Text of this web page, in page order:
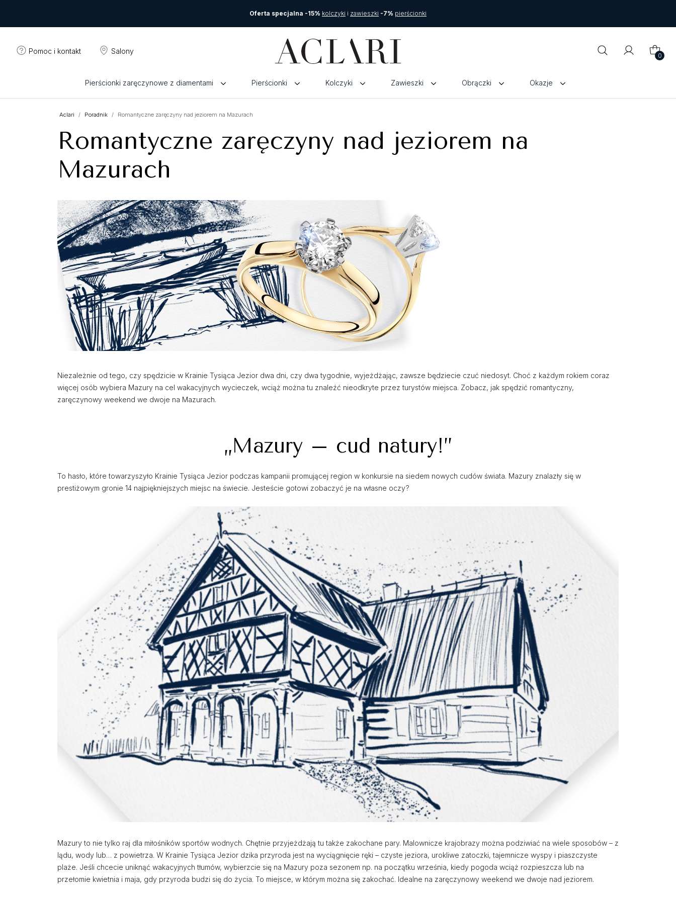
Oferta specjalna -15% kolczyki i zawieszki -7% pierścionki
Pomoc i kontakt Salony
0
Pierścionki zaręczynowe z diamentami Pierścionki Kolczyki Zawieszki Obrączki Okazje
Aclari Poradnik Romantyczne zaręczyny nad jeziorem na Mazurach
Romantyczne zaręczyny nad jeziorem na
Mazurach
Niezależnie od tego, czy spędzicie w Krainie Tysiąca Jezior dwa dni, czy dwa tygodnie, wyjeżdżając, zawsze będziecie czuć niedosyt. Choć z każdym rokiem coraz
więcej osób wybiera Mazury na cel wakacyjnych wycieczek, wciąż można tu znaleźć nieodkryte przez turystów miejsca. Zobacz, jak spędzić romantyczny,
zaręczynowy weekend we dwoje na Mazurach.
„Mazury – cud natury!”
To hasło, które towarzyszyło Krainie Tysiąca Jezior podczas kampanii promującej region w konkursie na siedem nowych cudów świata. Mazury znalazły się w
prestiżowym gronie 14 najpiękniejszych miejsc na świecie. Jesteście gotowi zobaczyć je na własne oczy?
Mazury to nie tylko raj dla miłośników sportów wodnych. Chętnie przyjeżdżają tu także zakochane pary. Malownicze krajobrazy można podziwiać na wiele sposobów – z
lądu, wody lub… z powietrza. W Krainie Tysiąca Jezior dzika przyroda jest na wyciągnięcie ręki – czyste jeziora, urokliwe zatoczki, tajemnicze wyspy i piaszczyste
plaże. Jeśli chcecie uniknąć wakacyjnych tłumów, wybierzcie się na Mazury poza sezonem np. na początku września, kiedy pogoda wciąż rozpieszcza lub na
przełomie kwietnia i maja, gdy przyroda budzi się do życia. To miejsce, w którym można się zakochać. Idealne na zaręczynowy weekend we dwoje nad jeziorem.